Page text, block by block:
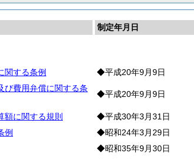
制定年月日
関する条例
◆平成20年9月9日
び費用弁償に関する条
◆平成20年9月9日
額に関する規則 ◆平成30年3月31日
例
◆昭和24年3月29日
◆昭和35年9月30日